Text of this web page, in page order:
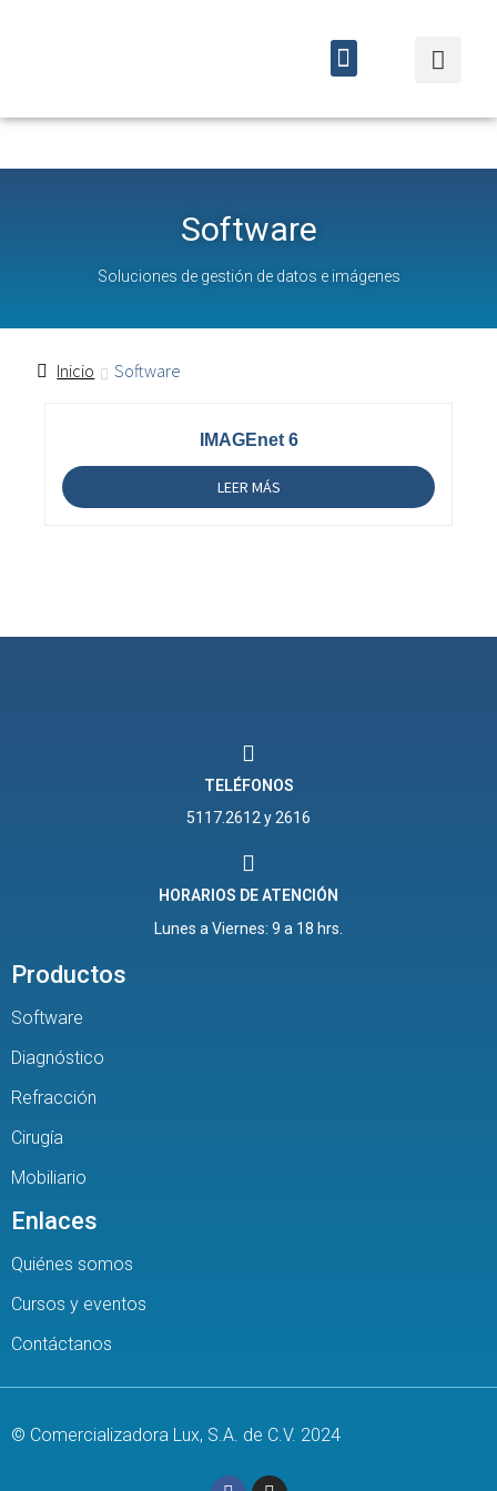
Software
Soluciones de gestión de datos e imágenes
Inicio Software
IMAGEnet 6
LEER MÁS
TELÉFONOS
5117.2612 y 2616
HORARIOS DE ATENCIÓN
Lunes a Viernes: 9 a 18 hrs.
Productos
Software
Diagnóstico
Refracción
Cirugía
Mobiliario
Enlaces
Quiénes somos
Cursos y eventos
Contáctanos
© Comercializadora Lux, S.A. de C.V. 2024